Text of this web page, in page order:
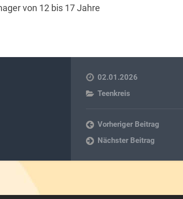
von 12 bis 17 Jahre
02.01.2026
Teenkreis
Vorheriger Beitrag
Nächster Beitrag